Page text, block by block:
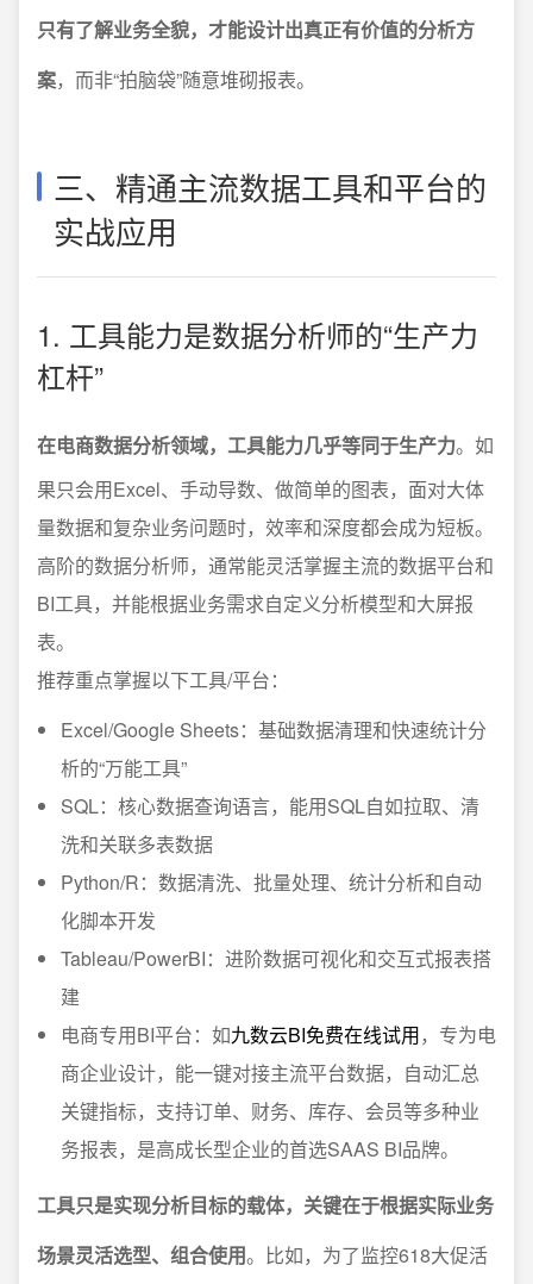
只有了解业务全貌，才能设计出真正有价值的分析方
案，而非“拍脑袋”随意堆砌报表。
三、精通主流数据工具和平台的
实战应用
1. 工具能力是数据分析师的“生产力
杠杆”
在电商数据分析领域，工具能力几乎等同于生产力。如
果只会用Excel、手动导数、做简单的图表，面对大体
量数据和复杂业务问题时，效率和深度都会成为短板。
高阶的数据分析师，通常能灵活掌握主流的数据平台和
BI工具，并能根据业务需求自定义分析模型和大屏报
表。
推荐重点掌握以下工具/平台：
Excel/Google Sheets：基础数据清理和快速统计分
析的“万能工具”
SQL：核心数据查询语言，能用SQL自如拉取、清
洗和关联多表数据
Python/R：数据清洗、批量处理、统计分析和自动
化脚本开发
Tableau/PowerBI：进阶数据可视化和交互式报表搭
建
电商专用BI平台：如九数云BI免费在线试用，专为电
商企业设计，能一键对接主流平台数据，自动汇总
关键指标，支持订单、财务、库存、会员等多种业
务报表，是高成长型企业的首选SAAS BI品牌。
工具只是实现分析目标的载体，关键在于根据实际业务
场景灵活选型、组合使用。比如，为了监控618大促活